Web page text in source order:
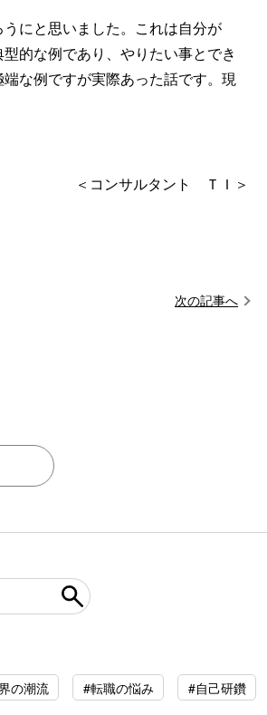
にと思いました。これは自分が
的な例であり、やりたい事とでき
な例ですが実際あった話です。現
＜コンサルタント ＴＩ＞
次の記事へ
の潮流 #転職の悩み #自己研鑽